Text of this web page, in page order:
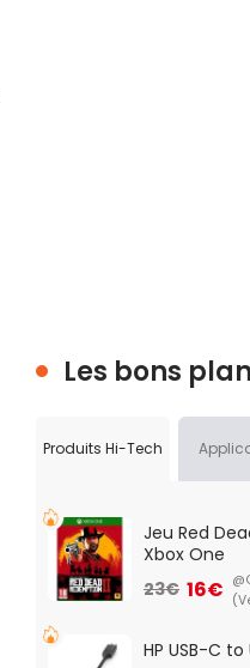
Les bons
Produits Hi-Tech
Jeu Red
Xbox One
23€ 16€
HP USB-C